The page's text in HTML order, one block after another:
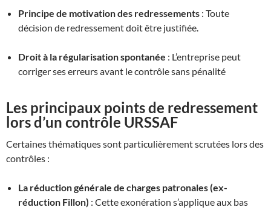
Principe de motivation des redressements : Toute
décision de redressement doit être justifiée.
Droit à la régularisation spontanée : L’entreprise peut
corriger ses erreurs avant le contrôle sans pénalité
Les principaux points de redressement
lors d’un contrôle URSSAF
Certaines thématiques sont particulièrement scrutées lors des
contrôles :
La réduction générale de charges patronales (ex-
réduction Fillon) : Cette exonération s’applique aux bas